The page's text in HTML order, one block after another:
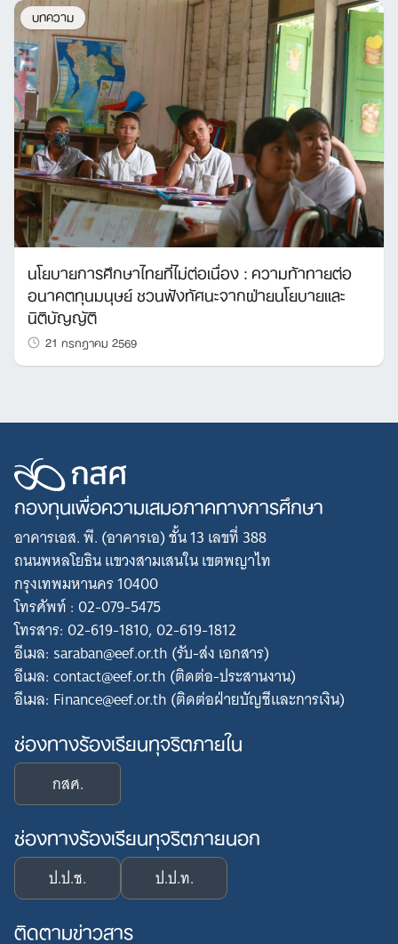
บทความ
นโยบายการศึกษาไทยที่ไม่ต่อเนื่อง : ความท้าทายต่อ
อนาคตทุนมนุษย์ ชวนฟังทัศนะจากฝ่ายนโยบายและ
นิติบัญญัติ
21 กรกฎาคม 2569
กองทุนเพื่อความเสมอภาคทางการศึกษา
อาคารเอส. พี. (อาคารเอ) ชั้น 13 เลขที่ 388
ถนนพหลโยธิน แขวงสามเสนใน เขตพญาไท
กรุงเทพมหานคร 10400
โทรศัพท์ : 02-079-5475
โทรสาร: 02-619-1810, 02-619-1812
อีเมล: saraban@eef.or.th (รับ-ส่ง เอกสาร)
อีเมล: contact@eef.or.th (ติดต่อ-ประสานงาน)
อีเมล: Finance@eef.or.th (ติดต่อฝ่ายบัญชีและการเงิน)
ช่องทางร้องเรียนทุจริตภายใน
กสศ.
ช่องทางร้องเรียนทุจริตภายนอก
ป.ป.ช. ป.ป.ท.
ติดตามข่าวสาร